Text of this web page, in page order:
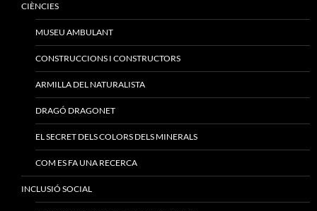
CIÈNCIES
MUSEU AMBULANT
CONSTRUCCIONS I CONSTRUCTORS
ARMILLA DEL NATURALISTA
DRAGÓ DRAGONET
EL SECRET DELS COLORS DELS MINERALS
COM ES FA UNA RECERCA
INCLUSIÓ SOCIAL